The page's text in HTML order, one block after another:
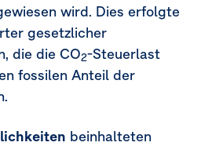
wird. Dies erfolgte
gesetzlicher
die die CO2-Steuerlast
fossilen Anteil der
beinhalteten